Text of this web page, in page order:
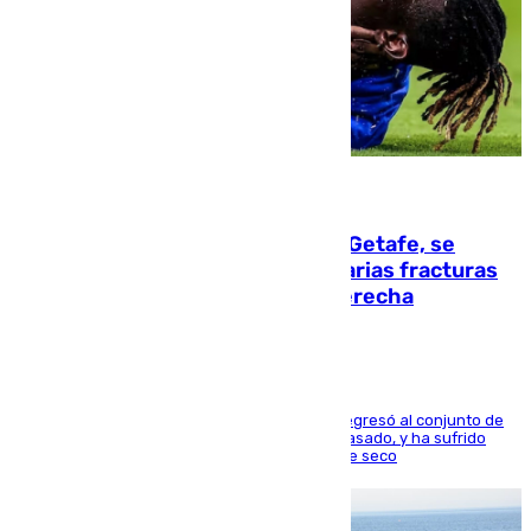
Christantus Uche, delantero del Getafe, se
perderá toda la temporada por varias fracturas
en los ligamentos de su rodilla derecha
El centrocampista reconvertido en atacante regresó al conjunto de
la capital, después de salir obligado el curso pasado, y ha sufrido
una lesión que lo mantendrá un año en el dique seco